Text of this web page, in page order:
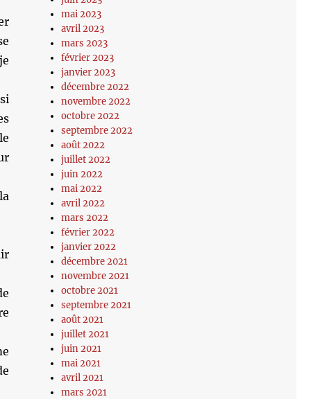
mai 2023
avril 2023
mars 2023
février 2023
janvier 2023
décembre 2022
novembre 2022
octobre 2022
septembre 2022
août 2022
juillet 2022
juin 2022
mai 2022
avril 2022
mars 2022
février 2022
janvier 2022
décembre 2021
novembre 2021
octobre 2021
septembre 2021
août 2021
juillet 2021
juin 2021
mai 2021
avril 2021
mars 2021